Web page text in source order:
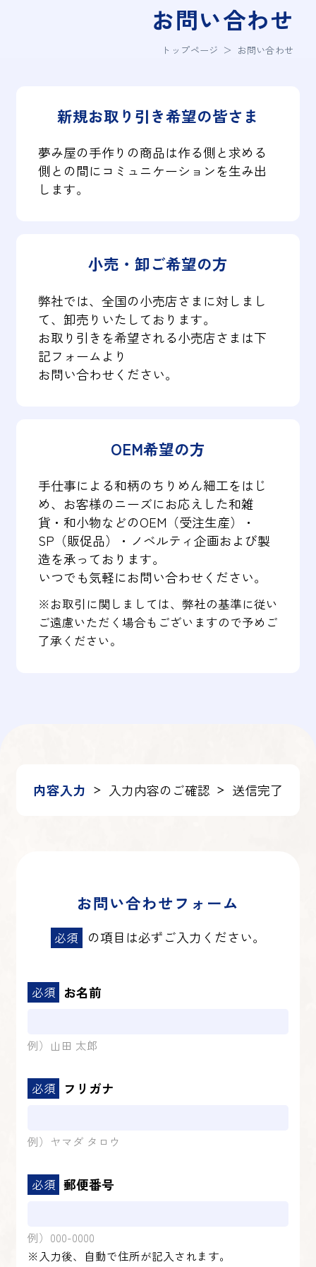
お問い合わせ
トップページ ＞ お問い合わせ
新規お取り引き希望の皆さま
夢み屋の手作りの商品は作る側と求める
側との間にコミュニケーションを生み出
します。
小売・卸ご希望の方
弊社では、全国の小売店さまに対しまし
て、卸売りいたしております。
お取り引きを希望される小売店さまは下
記フォームより
お問い合わせください。
OEM希望の方
手仕事による和柄のちりめん細工をはじ
め、お客様のニーズにお応えした和雑
貨・和小物などのOEM（受注生産）・
SP（販促品）・ノベルティ企画および製
造を承っております。
いつでも気軽にお問い合わせください。
※お取引に関しましては、弊社の基準に従い
ご遠慮いただく場合もございますので予めご
了承ください。
内容入力 ＞ 入力内容のご確認 ＞ 送信完了
お問い合わせフォーム
必須 の項目は必ずご入力ください。
お名前
例）山田 太郎
フリガナ
例）ヤマダ タロウ
郵便番号
例）000-0000
※入力後、自動で住所が記入されます。